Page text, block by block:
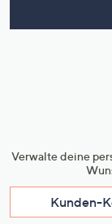
Verwalte deine
Kunden-